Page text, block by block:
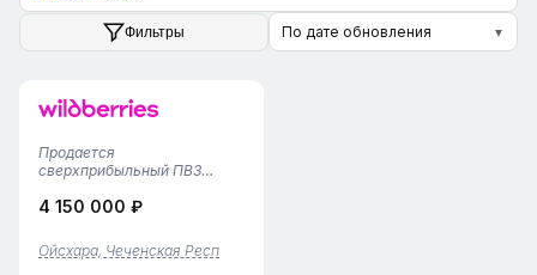
Фильтры По дате обновления ▼
Продается
сверхприбыльный ПВЗ
ГрозномНадежный бизнес с
высокой доходностью.
Полностью укомплектован и
4 150 000 ₽
Ойсхара, Чеченская Респ